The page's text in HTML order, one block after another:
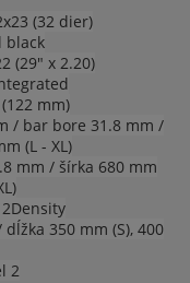
(32 dier)
black
(29" x 2.20)
mm)
/ bar bore 31.8 mm /
(L - XL)
mm / šírka 680 mm
350 mm (S), 400
2